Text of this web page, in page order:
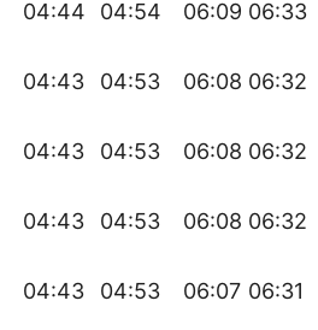
04:44 04:54 06:09 06:33
04:43 04:53 06:08 06:32
04:43 04:53 06:08 06:32
04:43 04:53 06:08 06:32
04:43 04:53 06:07 06:31